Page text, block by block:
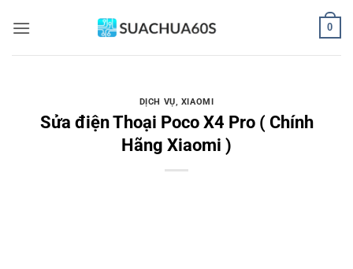
qua
0
DỊCH VỤ, XIAOMI
Sửa điện Thoại Poco X4 Pro ( Chính
Hãng Xiaomi )